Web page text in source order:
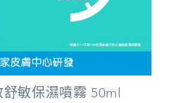
敏保濕噴霧 50ml